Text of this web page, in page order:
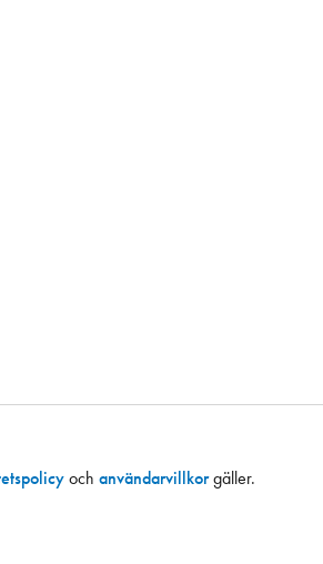
ochanvändarvillkorgäller.